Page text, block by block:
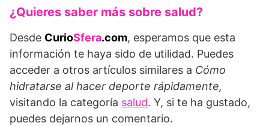
¿Quieres saber más sobre salud?
Desde CurioSfera.com, esperamos que esta
información te haya sido de utilidad. Puedes
acceder a otros artículos similares a Cómo
hidratarse al hacer deporte rápidamente,
visitando la categoría salud. Y, si te ha gustado,
puedes dejarnos un comentario.